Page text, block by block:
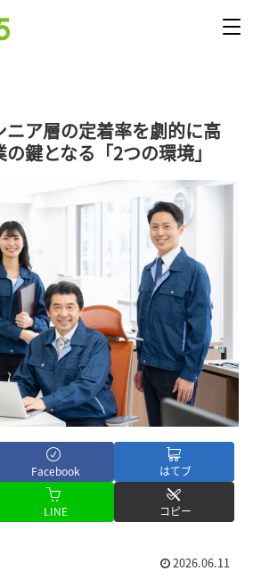
ニア層の定着率を劇的に高
鍵となる「2つの環境」
Facebook はてブ
LINE コピー
2026.06.11